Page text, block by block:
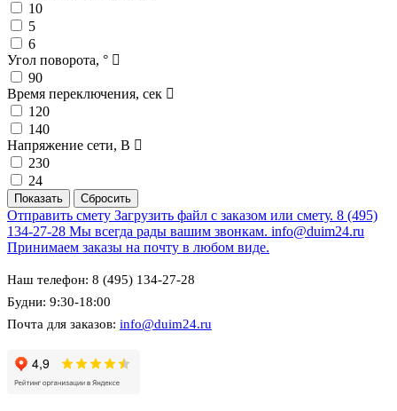
10
5
6
Угол поворота, °
90
Время переключения, сек
120
140
Напряжение сети, В
230
24
Отправить смету Загрузить файл с заказом или смету. 8 (495)
134-27-28 Мы всегда рады вашим звонкам. info@duim24.ru
Принимаем заказы на почту в любом виде.
Наш телефон: 8 (495) 134-27-28
Будни: 9:30-18:00
Почта для заказов: info@duim24.ru